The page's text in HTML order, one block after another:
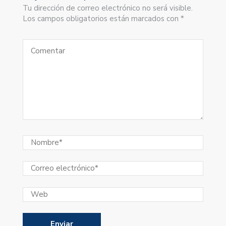
Tu dirección de correo electrónico no será visible.
Los campos obligatorios están marcados con *